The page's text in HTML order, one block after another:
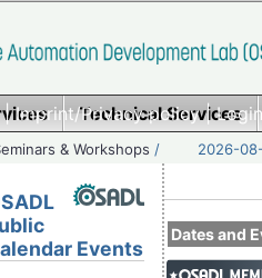
|Imprint/Privacy policy|
Technical Services
& Workshops / 2026-
Dates and
Events